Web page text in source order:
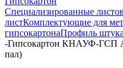
Специализированные
листКомплектующие для
гипсокартонаПрофиль
-Гипсокартон КНАУФ-ГСП
пал)